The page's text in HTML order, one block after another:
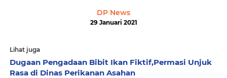
DP News
29 Januari 2021
Lihat juga
Dugaan Pengadaan Bibit Ikan Fiktif,Permasi Unjuk
Rasa di Dinas Perikanan Asahan